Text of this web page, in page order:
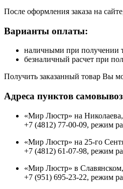
После оформления заказа на
Варианты оплаты:
наличными при получении
безналичный расчет при
Получить заказанный товар Вы
Адреса пунктов
«Мир Люстр» на
+7 (4812) 77-00-09, режим
«Мир Люстр» на 25-го
+7 (4812) 61-07-98, режим
«Мир Люстр» в
+7 (951) 695-23-22, режим